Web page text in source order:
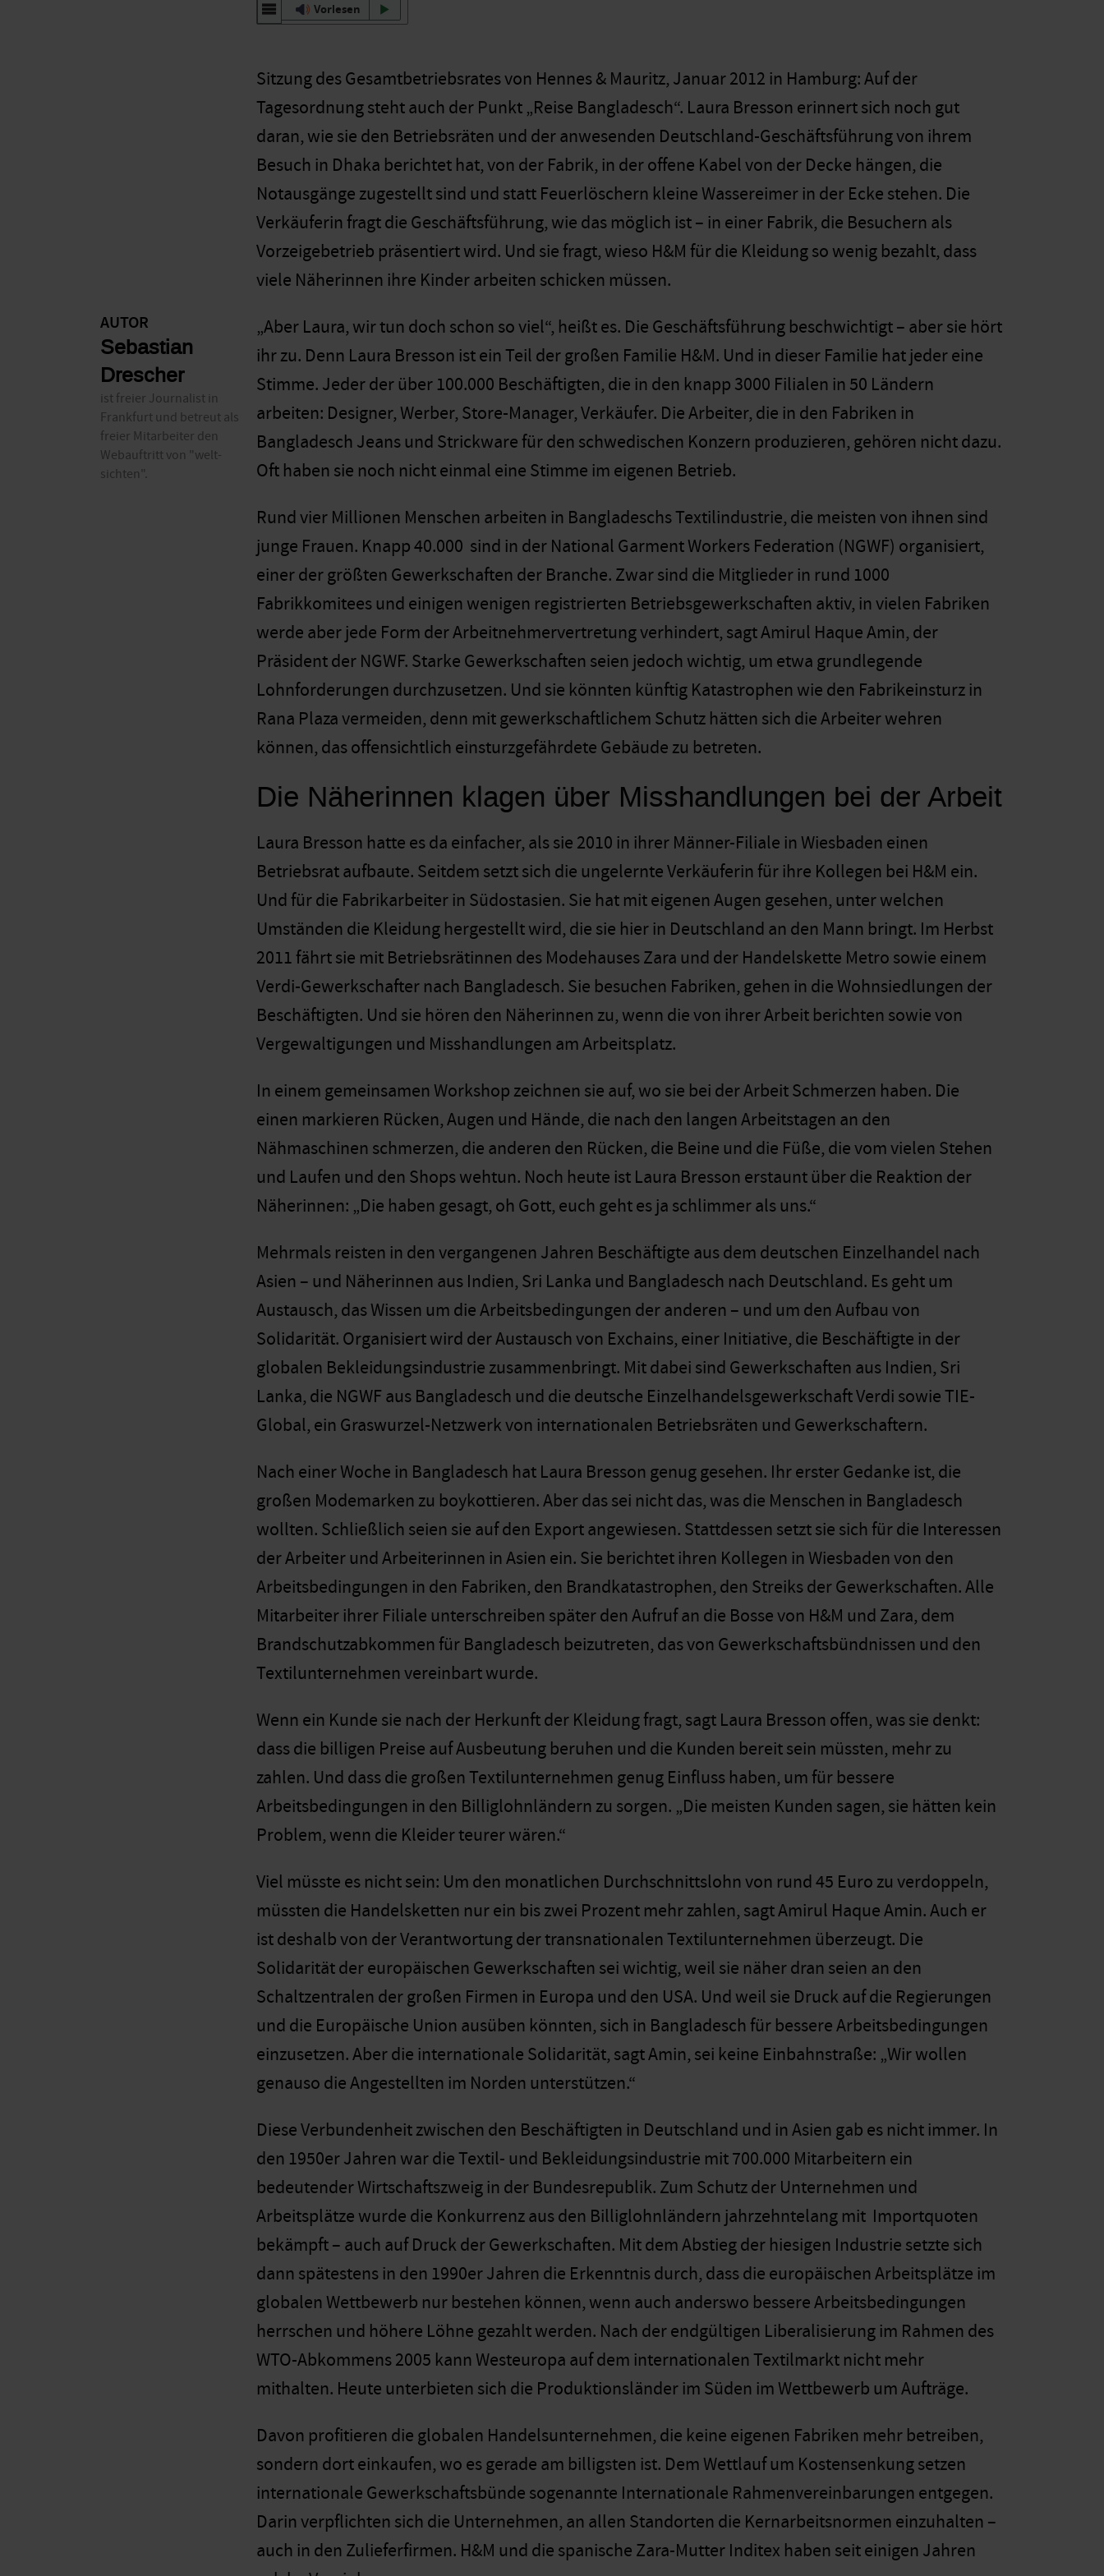
Vorlesen
Sitzung des Gesamtbetriebsrates von Hennes & Mauritz, Januar 2012 in Hamburg: Auf der
Tagesordnung steht auch der Punkt „Reise Bangladesch“. Laura Bresson erinnert sich noch gut
daran, wie sie den Betriebsräten und der anwesenden Deutschland-Geschäftsführung von ihrem
Besuch in Dhaka berichtet hat, von der Fabrik, in der offene Kabel von der Decke hängen, die
Notausgänge zugestellt sind und statt Feuerlöschern kleine Wassereimer in der Ecke stehen. Die
Verkäuferin fragt die Geschäftsführung, wie das möglich ist – in einer Fabrik, die Besuchern als
Vorzeigebetrieb präsentiert wird. Und sie fragt, wieso H&M für die Kleidung so wenig bezahlt, dass
viele Näherinnen ihre Kinder arbeiten schicken müssen.
AUTOR
Sebastian
Drescher
ist freier Journalist in
Frankfurt und betreut als
freier Mitarbeiter den
Webauftritt von "welt-
sichten".
„Aber Laura, wir tun doch schon so viel“, heißt es. Die Geschäftsführung beschwichtigt – aber sie hört
ihr zu. Denn Laura Bresson ist ein Teil der großen Familie H&M. Und in dieser Familie hat jeder eine
Stimme. Jeder der über 100.000 Beschäftigten, die in den knapp 3000 Filialen in 50 Ländern
arbeiten: Designer, Werber, Store-Manager, Verkäufer. Die Arbeiter, die in den Fabriken in
Bangladesch Jeans und Strickware für den schwedischen Konzern produzieren, gehören nicht dazu.
Oft haben sie noch nicht einmal eine Stimme im eigenen Betrieb.
Rund vier Millionen Menschen arbeiten in Bangladeschs Textilindustrie, die meisten von ihnen sind
junge Frauen. Knapp 40.000 sind in der National Garment Workers Federation (NGWF) organisiert,
einer der größten Gewerkschaften der Branche. Zwar sind die Mitglieder in rund 1000
Fabrikkomitees und einigen wenigen registrierten Betriebsgewerkschaften aktiv, in vielen Fabriken
werde aber jede Form der Arbeitnehmervertretung verhindert, sagt Amirul Haque Amin, der
Präsident der NGWF. Starke Gewerkschaften seien jedoch wichtig, um etwa grundlegende
Lohnforderungen durchzusetzen. Und sie könnten künftig Katastrophen wie den Fabrikeinsturz in
Rana Plaza vermeiden, denn mit gewerkschaftlichem Schutz hätten sich die Arbeiter wehren
können, das offensichtlich einsturzgefährdete Gebäude zu betreten.
Die Näherinnen klagen über Misshandlungen bei der Arbeit
Laura Bresson hatte es da einfacher, als sie 2010 in ihrer Männer-Filiale in Wiesbaden einen
Betriebsrat aufbaute. Seitdem setzt sich die ungelernte Verkäuferin für ihre Kollegen bei H&M ein.
Und für die Fabrikarbeiter in Südostasien. Sie hat mit eigenen Augen gesehen, unter welchen
Umständen die Kleidung hergestellt wird, die sie hier in Deutschland an den Mann bringt. Im Herbst
2011 fährt sie mit Betriebsrätinnen des Modehauses Zara und der Handelskette Metro sowie einem
Verdi-Gewerkschafter nach Bangladesch. Sie besuchen Fabriken, gehen in die Wohnsiedlungen der
Beschäftigten. Und sie hören den Näherinnen zu, wenn die von ihrer Arbeit berichten sowie von
Vergewaltigungen und Misshandlungen am Arbeitsplatz.
In einem gemeinsamen Workshop zeichnen sie auf, wo sie bei der Arbeit Schmerzen haben. Die
einen markieren Rücken, Augen und Hände, die nach den langen Arbeitstagen an den
Nähmaschinen schmerzen, die anderen den Rücken, die Beine und die Füße, die vom vielen Stehen
und Laufen und den Shops wehtun. Noch heute ist Laura Bresson erstaunt über die Reaktion der
Näherinnen: „Die haben gesagt, oh Gott, euch geht es ja schlimmer als uns.“
Mehrmals reisten in den vergangenen Jahren Beschäftigte aus dem deutschen Einzelhandel nach
Asien – und Näherinnen aus Indien, Sri Lanka und Bangladesch nach Deutschland. Es geht um
Austausch, das Wissen um die Arbeitsbedingungen der anderen – und um den Aufbau von
Solidarität. Organisiert wird der Austausch von Exchains, einer Ini­tiative, die Beschäftigte in der
globalen Bekleidungsindustrie zusammenbringt. Mit dabei sind Ge­werkschaften aus Indien, Sri
Lanka, die NGWF aus Bangladesch und die deutsche Einzelhandelsgewerkschaft Verdi sowie TIE-
Global, ein Graswurzel-Netzwerk von internationalen Betriebsräten und Gewerkschaftern.
Nach einer Woche in Bangladesch hat Laura Bresson genug gesehen. Ihr erster Gedanke ist, die
großen Modemarken zu boykottieren. Aber das sei nicht das, was die Menschen in Bangladesch
wollten. Schließlich seien sie auf den Export angewiesen. Stattdessen setzt sie sich für die Interessen
der Arbeiter und Arbeiterinnen in Asien ein. Sie berichtet ihren Kollegen in Wiesbaden von den
Arbeitsbedingungen in den Fabriken, den Brandkatastrophen, den Streiks der Gewerkschaften. Alle
Mitarbeiter ihrer Filiale unterschreiben später den Aufruf an die Bosse von H&M und Zara, dem
Brandschutzabkommen für Bangladesch beizutreten, das von Gewerkschaftsbündnissen und den
Textilunternehmen vereinbart wurde.
Wenn ein Kunde sie nach der Herkunft der Kleidung fragt, sagt Laura Bresson offen, was sie denkt:
dass die billigen Preise auf Ausbeutung beruhen und die Kunden bereit sein müssten, mehr zu
zahlen. Und dass die großen Textilunternehmen genug Einfluss haben, um für bessere
Arbeitsbedingungen in den Billiglohnländern zu sorgen. „Die meisten Kunden sagen, sie hätten kein
Problem, wenn die Kleider teurer wären.“
Viel müsste es nicht sein: Um den monatlichen Durchschnittslohn von rund 45 Euro zu verdoppeln,
müssten die Handelsketten nur ein bis zwei Prozent mehr zahlen, sagt Amirul Haque Amin. Auch er
ist deshalb von der Verantwortung der transnationalen Textilunternehmen überzeugt. Die
Solidarität der europäischen Gewerkschaften sei wichtig, weil sie näher dran seien an den
Schaltzentralen der großen Firmen in Europa und den USA. Und weil sie Druck auf die Regierungen
und die Europäische Union ausüben könnten, sich in Bangladesch für bessere Arbeitsbedingungen
einzusetzen. Aber die internationale Solidarität, sagt Amin, sei keine Einbahnstraße: „Wir wollen
genauso die Angestellten im Norden unterstützen.“
Diese Verbundenheit zwischen den Beschäftigten in Deutschland und in Asien gab es nicht immer. In
den 1950er Jahren war die Textil- und Bekleidungsindustrie mit 700.000 Mitarbeitern ein
bedeutender Wirtschaftszweig in der Bundesrepublik. Zum Schutz der Unternehmen und
Arbeitsplätze wurde die Konkurrenz aus den Billiglohnländern jahrzehntelang mit Importquoten
bekämpft – auch auf Druck der Gewerkschaften. Mit dem Abstieg der hiesigen Industrie setzte sich
dann spätestens in den 1990er Jahren die Erkenntnis durch, dass die europäischen Arbeitsplätze im
globalen Wettbewerb nur bestehen können, wenn auch anderswo bessere Arbeitsbedingungen
herrschen und höhere Löhne gezahlt werden. Nach der endgültigen Liberalisierung im Rahmen des
WTO-Abkommens 2005 kann Westeuropa auf dem internationalen Textilmarkt nicht mehr
mithalten. Heute unterbieten sich die Produktionsländer im Süden im Wettbewerb um Aufträge.
Davon profitieren die globalen Handelsunternehmen, die keine eigenen Fabriken mehr betreiben,
sondern dort einkaufen, wo es gerade am billigsten ist. Dem Wettlauf um Kostensenkung setzen
internationale Gewerkschaftsbünde sogenannte Internationale Rahmenvereinbarungen entgegen.
Darin verpflichten sich die Unternehmen, an allen Standorten die Kernarbeitsnormen einzuhalten –
auch in den Zulieferfirmen. H&M und die spanische Zara-Mutter Inditex haben seit einigen Jahren